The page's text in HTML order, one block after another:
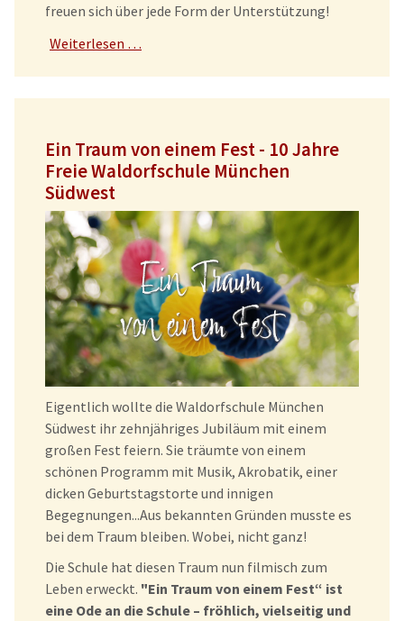
freuen sich über jede Form der Unterstützung!
Weiterlesen …
Ein Traum von einem Fest - 10 Jahre
Freie Waldorfschule München
Südwest
Eigentlich wollte die Waldorfschule München
Südwest ihr zehnjähriges Jubiläum mit einem
großen Fest feiern. Sie träumte von einem
schönen Programm mit Musik, Akrobatik, einer
dicken Geburtstagstorte und innigen
Begegnungen...Aus bekannten Gründen musste es
bei dem Traum bleiben. Wobei, nicht ganz!
Die Schule hat diesen Traum nun filmisch zum
Leben erweckt. "Ein Traum von einem Fest“ ist
eine Ode an die Schule – fröhlich, vielseitig und